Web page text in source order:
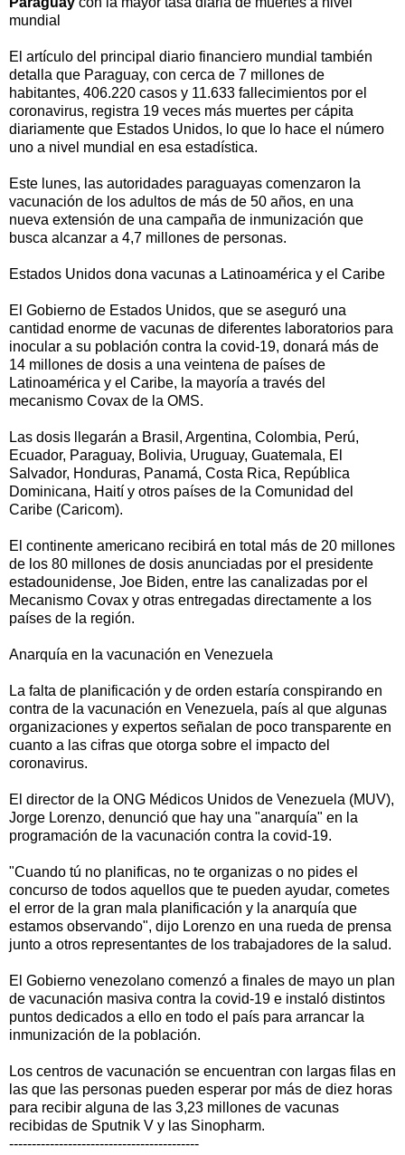
mundial
El artículo del principal diario financiero mundial también
detalla que Paraguay, con cerca de 7 millones de
habitantes, 406.220 casos y 11.633 fallecimientos por el
coronavirus, registra 19 veces más muertes per cápita
diariamente que Estados Unidos, lo que lo hace el número
uno a nivel mundial en esa estadística.
Este lunes, las autoridades paraguayas comenzaron la
vacunación de los adultos de más de 50 años, en una
nueva extensión de una campaña de inmunización que
busca alcanzar a 4,7 millones de personas.
Estados Unidos dona vacunas a Latinoamérica y el Caribe
El Gobierno de Estados Unidos, que se aseguró una
cantidad enorme de vacunas de diferentes laboratorios para
inocular a su población contra la covid-19, donará más de
14 millones de dosis a una veintena de países de
Latinoamérica y el Caribe, la mayoría a través del
mecanismo Covax de la OMS.
Las dosis llegarán a Brasil, Argentina, Colombia, Perú,
Ecuador, Paraguay, Bolivia, Uruguay, Guatemala, El
Salvador, Honduras, Panamá, Costa Rica, República
Dominicana, Haití y otros países de la Comunidad del
Caribe (Caricom).
El continente americano recibirá en total más de 20 millones
de los 80 millones de dosis anunciadas por el presidente
estadounidense, Joe Biden, entre las canalizadas por el
Mecanismo Covax y otras entregadas directamente a los
países de la región.
Anarquía en la vacunación en Venezuela
La falta de planificación y de orden estaría conspirando en
contra de la vacunación en Venezuela, país al que algunas
organizaciones y expertos señalan de poco transparente en
cuanto a las cifras que otorga sobre el impacto del
coronavirus.
El director de la ONG Médicos Unidos de Venezuela (MUV),
Jorge Lorenzo, denunció que hay una "anarquía" en la
programación de la vacunación contra la covid-19.
"Cuando tú no planificas, no te organizas o no pides el
concurso de todos aquellos que te pueden ayudar, cometes
el error de la gran mala planificación y la anarquía que
estamos observando", dijo Lorenzo en una rueda de prensa
junto a otros representantes de los trabajadores de la salud.
El Gobierno venezolano comenzó a finales de mayo un plan
de vacunación masiva contra la covid-19 e instaló distintos
puntos dedicados a ello en todo el país para arrancar la
inmunización de la población.
Los centros de vacunación se encuentran con largas filas en
las que las personas pueden esperar por más de diez horas
para recibir alguna de las 3,23 millones de vacunas
recibidas de Sputnik V y las Sinopharm.
------------------------------------------